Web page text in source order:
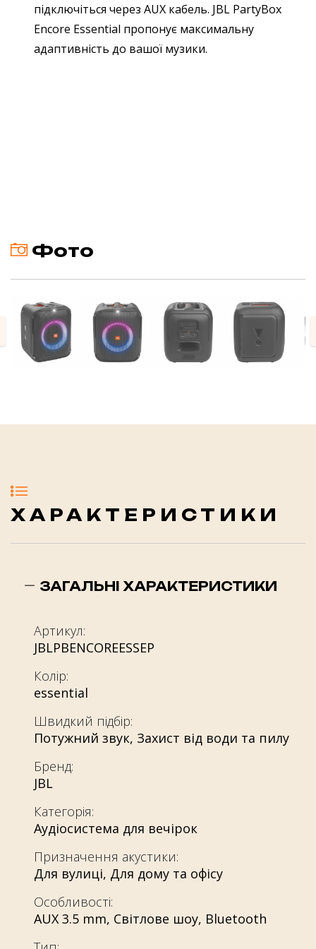
підключіться через AUX кабель. JBL PartyBox
Encore Essential пропонує максимальну
адаптивність до вашої музики.
Фото
ХАРАКТЕРИСТИКИ
ЗАГАЛЬНІ ХАРАКТЕРИСТИКИ
Артикул:
JBLPBENCOREESSEP
Колір:
essential
Швидкий підбір:
Потужний звук, Захист від води та пилу
Бренд:
JBL
Категорія:
Аудіосистема для вечірок
Призначення акустики:
Для вулиці, Для дому та офісу
Особливості:
AUX 3.5 mm, Світлове шоу, Bluetooth